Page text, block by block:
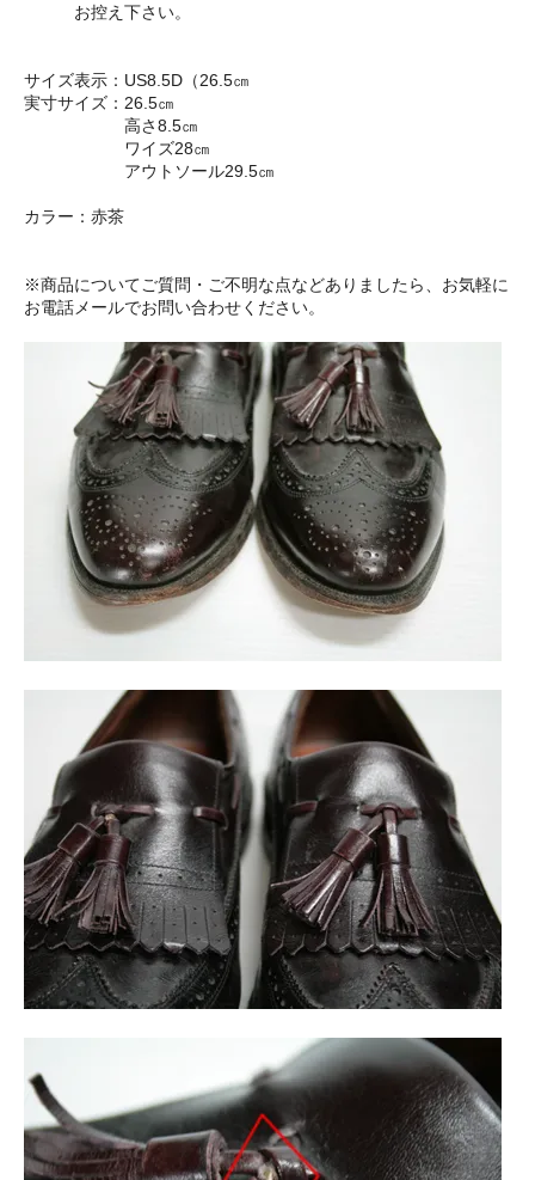
お控え下さい。
サイズ表示：US8.5D（26.5㎝
実寸サイズ：26.5㎝
高さ8.5㎝
ワイズ28㎝
アウトソール29.5㎝
カラー：赤茶
※商品についてご質問・ご不明な点などありましたら、お気軽に
お電話メールでお問い合わせください。